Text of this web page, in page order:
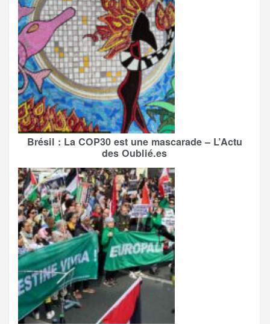
Brésil : La COP30 est une mascarade – L’Actu
des Oublié.es